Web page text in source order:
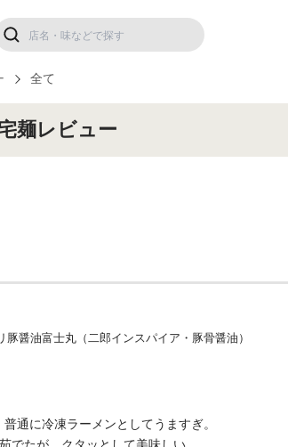
全て
麺レビュー
醤油富士丸（二郎インスパイア・豚骨醤油）
通に冷凍ラーメンとしてうますぎ。